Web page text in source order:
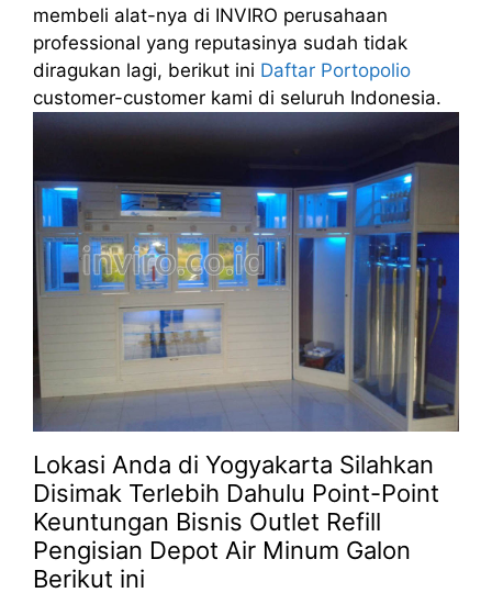
membeli alat-nya di INVIRO perusahaan
professional yang reputasinya sudah tidak
diragukan lagi, berikut ini Daftar Portopolio
customer-customer kami di seluruh Indonesia.
Lokasi Anda di Yogyakarta Silahkan
Disimak Terlebih Dahulu Point-Point
Keuntungan Bisnis Outlet Refill
Pengisian Depot Air Minum Galon
Berikut ini